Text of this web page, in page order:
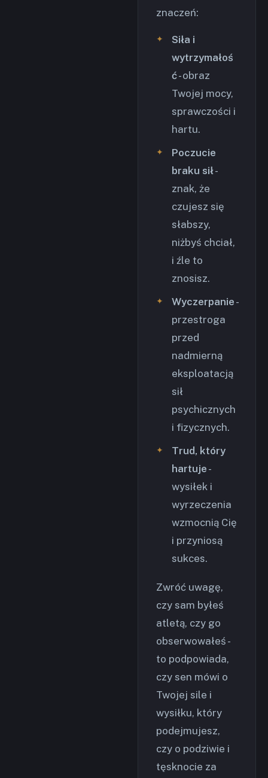
znaczeń:
Siła i
wytrzymałoś
ć- obraz
Twojej mocy,
sprawczości i
hartu.
Poczucie
braku sił-
znak, że
czujesz się
słabszy,
niżbyś chciał,
i źle to
znosisz.
Wyczerpanie -
przestroga
przed
nadmierną
eksploatacją
sił
psychicznych
i fizycznych.
Trud, który
hartuje -
wysiłek i
wyrzeczenia
wzmocnią Cię
i przyniosą
sukces.
Zwróć uwagę,
czy sam byłeś
atletą, czy go
obserwowałeś -
to podpowiada,
czy sen mówi o
Twojej sile i
wysiłku, który
podejmujesz,
czy o podziwie i
tęsknocie za